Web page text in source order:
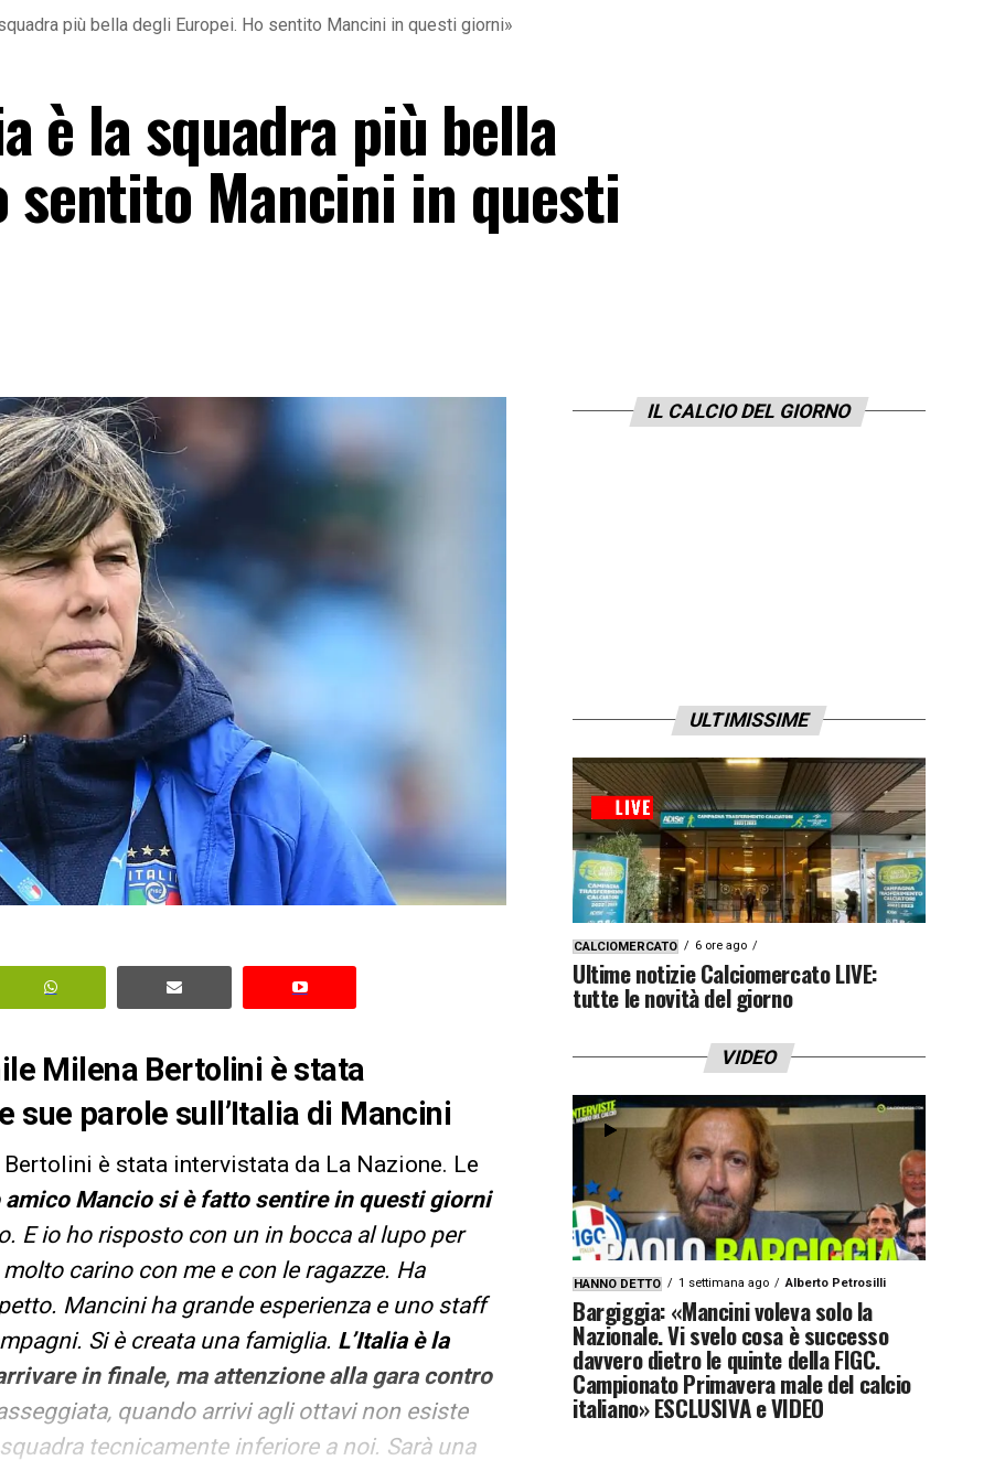
più bella degli Europei. Ho sentito Mancini in questi giorni»
è la squadra più bella
sentito Mancini in questi
Milena Bertolini è stata
sue parole sull’Italia di Mancini
è stata intervistata da La Nazione. Le
Mancio si è fatto sentire in questi giorni
E io ho risposto con un in bocca al lupo per
carino con me e con le ragazze. Ha
Mancini ha grande esperienza e uno staff
Si è creata una famiglia. L’Italia è la
in finale, ma attenzione alla gara contro
quando arrivi agli ottavi non esiste
tecnicamente inferiore a noi. Sarà una
IL CALCIO DEL GIORNO
ULTIMISSIME
CALCIOMERCATO 6 ore ago
Ultime notizie Calciomercato LIVE:
tutte le novità del giorno
VIDEO
HANNO DETTO 1 settimana ago Alberto Petrosilli
Bargiggia: «Mancini voleva solo la
Nazionale. Vi svelo cosa è successo
davvero dietro le quinte della FIGC.
Campionato Primavera male del calcio
italiano» ESCLUSIVA e VIDEO